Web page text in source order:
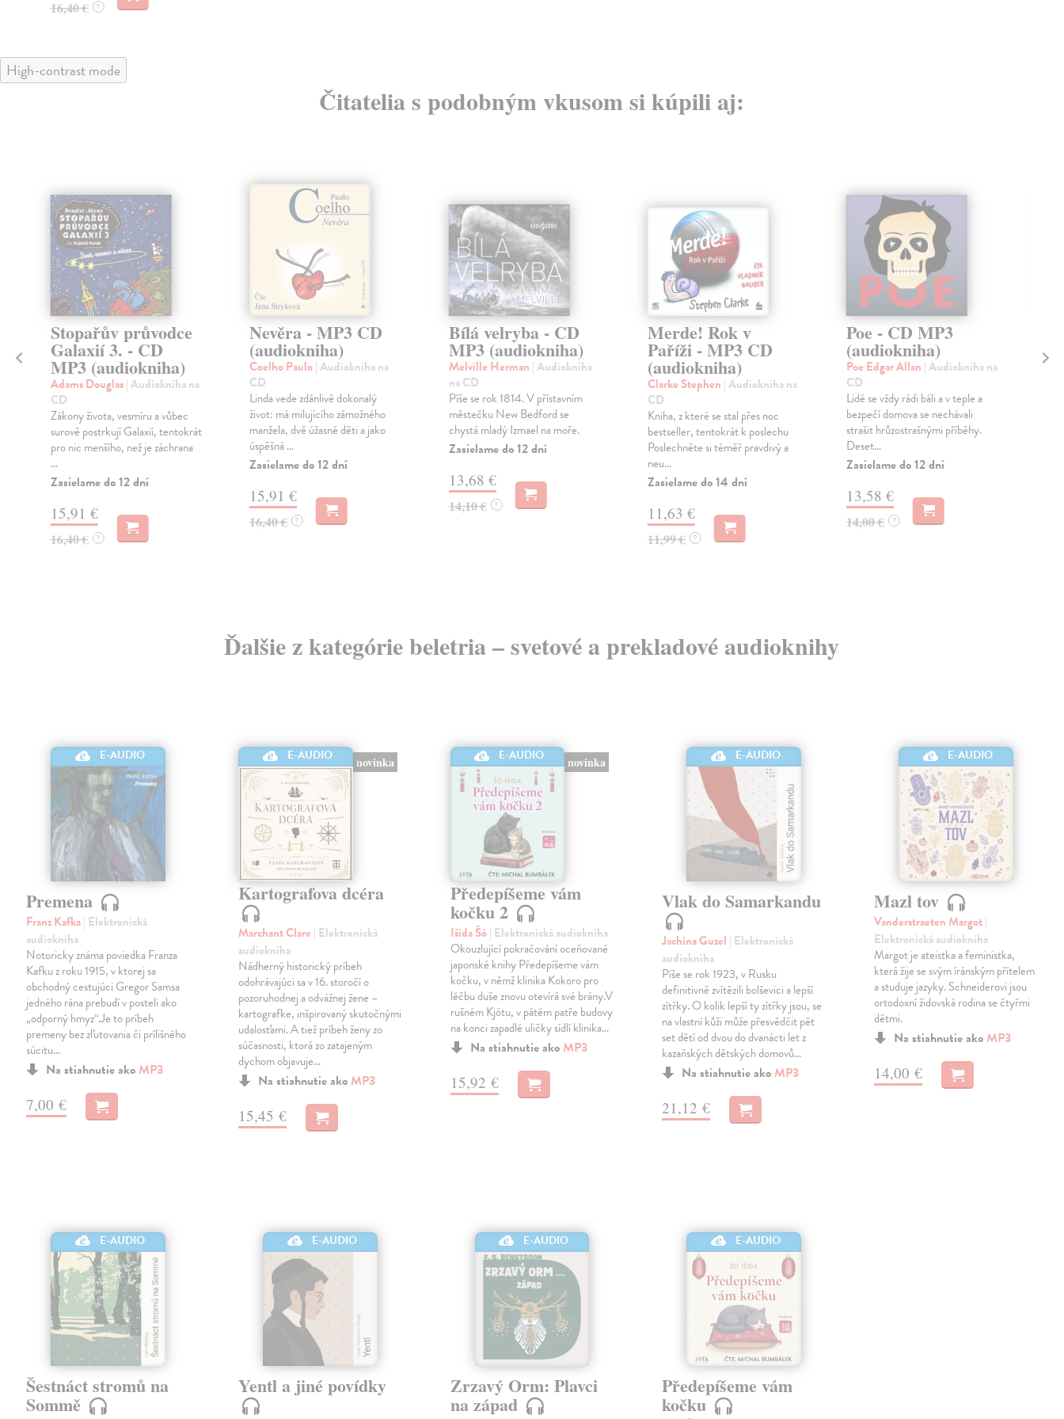
16,40 € ?
High-contrast mode
Čitatelia s podobným vkusom si kúpili aj:
Stopařův průvodce
Galaxií 3. - CD
MP3 (audiokniha)
Adams Douglas| Audiokniha na
CD
Zákony života, vesmíru a vůbec
surově postrkují Galaxií, tentokrát
pro nic menšího, než je záchrana
...
Zasielame do 12 dní
15,91 €
16,40 € ?
Nevěra - MP3 CD
(audiokniha)
Coelho Paulo| Audiokniha na
CD
Linda vede zdánlivě dokonalý
život: má milujícího zámožného
manžela, dvě úžasné děti a jako
úspěšná ...
Zasielame do 12 dní
15,91 €
16,40 € ?
Bílá velryba - CD
MP3 (audiokniha)
Melville Herman | Audiokniha
na CD
Píše se rok 1814. V přístavním
městečku New Bedford se
chystá mladý Izmael na moře.
Zasielame do 12 dní
13,68 €
14,10 € ?
Merde! Rok v
Paříži - MP3 CD
(audiokniha)
Clarke Stephen | Audiokniha na
CD
Kniha, z které se stal přes noc
bestseller, tentokrát k poslechu
Poslechněte si téměř pravdivý a
neu...
Zasielame do 14 dní
11,63 €
11,99 € ?
Poe - CD MP3
(audiokniha)
Poe Edgar Allan | Audiokniha na
CD
Lidé se vždy rádi báli a v teple a
bezpečí domova se nechávali
strašit hrůzostrašnými příběhy.
Deset...
Zasielame do 12 dní
13,58 €
14,00 € ?
Ďalšie z kategórie beletria – svetové a prekladové audioknihy
E-AUDIO
Premena
Franz Kafka| Elektronická
audiokniha
Notoricky známa poviedka Franza
Kafku z roku 1915, v ktorej sa
obchodný cestujúci Gregor Samsa
jedného rána prebudí v posteli ako
„odporný hmyz“.Je to príbeh
premeny bez zľutovania či prílišného
súcitu…
Na stiahnutie ako MP3
7,00 €
E-AUDIO novinka
Kartografova dcéra
Marchant Clare | Elektronická
audiokniha
Nádherný historický príbeh
odohrávajúci sa v 16. storočí o
pozoruhodnej a odvážnej žene –
kartografke, inšpirovaný skutočnými
udalosťami. A tiež príbeh ženy zo
súčasnosti, ktorá zo zatajeným
dychom objavuje…
Na stiahnutie ako MP3
15,45 €
E-AUDIO novinka
Předepíšeme vám
kočku 2
Išida Šó| Elektronická audiokniha
Okouzlující pokračování oceňované
japonské knihy Předepíšeme vám
kočku, v němž klinika Kokoro pro
léčbu duše znovu otevírá své brány.V
rušném Kjótu, v pátém patře budovy
na konci zapadlé uličky sídlí klinika…
Na stiahnutie ako MP3
15,92 €
E-AUDIO
Vlak do Samarkandu
Jachina Guzel | Elektronická
audiokniha
Píše se rok 1923, v Rusku
definitivně zvítězili bolševici a lepší
zítřky. O kolik lepší ty zítřky jsou, se
na vlastní kůži může přesvědčit pět
set dětí od dvou do dvanácti let z
kazaňských dětských domovů…
Na stiahnutie ako MP3
21,12 €
E-AUDIO
Mazl tov
Vanderstraeten Margot|
Elektronická audiokniha
Margot je ateistka a feministka,
která žije se svým íránským přítelem
a studuje jazyky. Schneiderovi jsou
ortodoxní židovská rodina se čtyřmi
dětmi.
Na stiahnutie ako MP3
14,00 €
E-AUDIO
Šestnáct stromů na
Sommě
E-AUDIO
Yentl a jiné povídky
E-AUDIO
Zrzavý Orm: Plavci
na západ
E-AUDIO
Předepíšeme vám
kočku